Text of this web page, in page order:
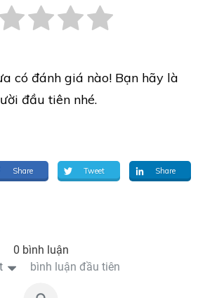
có đánh giá nào! Bạn hãy là
đầu tiên nhé.
Share Tweet Share
0 bình luận
bình luận đầu tiên